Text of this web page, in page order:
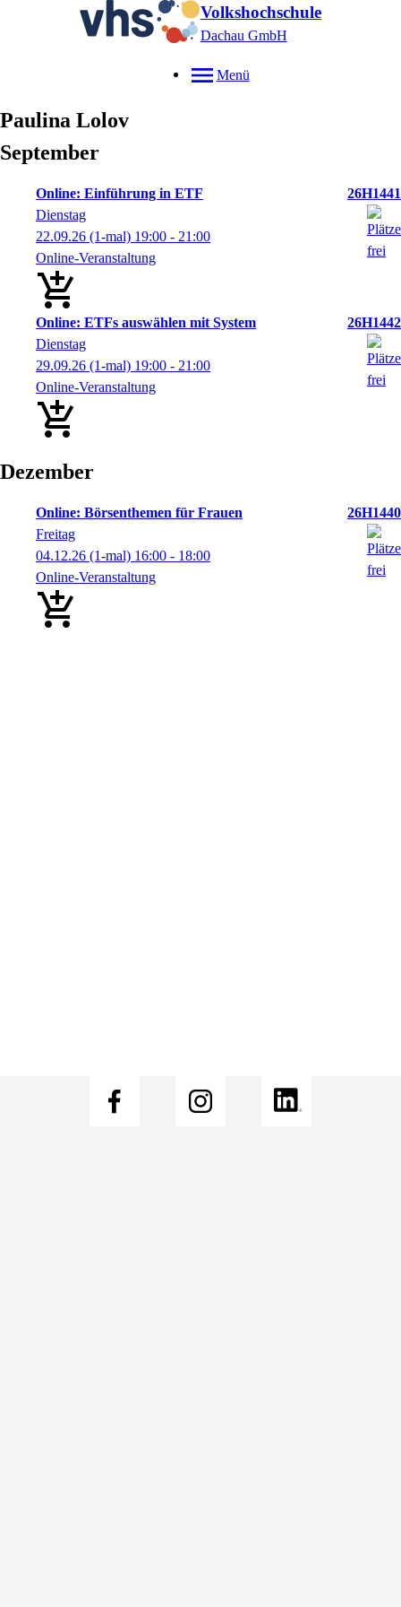
Volkshochschule
Dachau GmbH
Menü
Paulina Lolov
September
Online: Einführung in ETF
26H1441
Dienstag
22.09.26 (1-mal) 19:00 - 21:00
Online-Veranstaltung
Online: ETFs auswählen mit System
26H1442
Dienstag
29.09.26 (1-mal) 19:00 - 21:00
Online-Veranstaltung
Dezember
Online: Börsenthemen für Frauen
26H1440
Freitag
04.12.26 (1-mal) 16:00 - 18:00
Online-Veranstaltung